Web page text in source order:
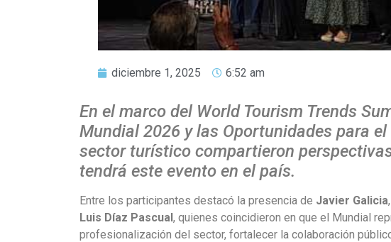
diciembre 1, 2025 6:52 am
En el marco del World Tourism Trends
Mundial 2026 y las Oportunidades para
sector turístico compartieron
tendrá este evento en el país.
Entre los participantes destacó la presencia de Javier Galicia
Luis Díaz Pascual, quienes coincidieron en que el Mundial
profesionalización del sector, fortalecer la colaboración